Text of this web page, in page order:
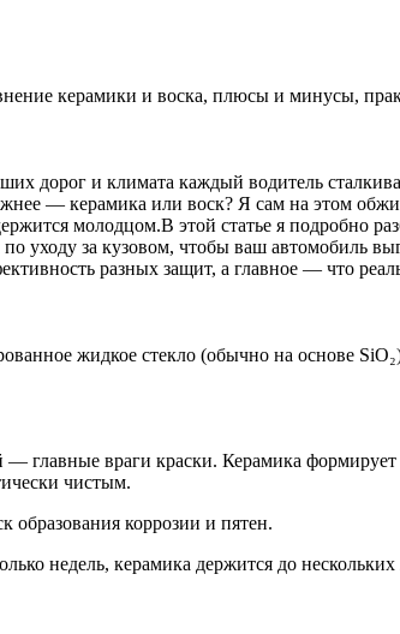
керамики и воска, плюсы и минусы,
дорог и климата каждый водитель
— керамика или воск? Я сам на этом
молодцом.В этой статье я
уходу за кузовом, чтобы ваш автомобиль
разных защит, а главное — что
жидкое стекло (обычно на основе
главные враги краски. Керамика
чистым.
образования коррозии и пятен.
недель, керамика держится до